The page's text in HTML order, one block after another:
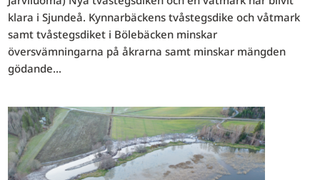
klara i Sjundeå. Kynnarbäckens tvåstegsdike och våtmark
samt tvåstegsdiket i Bölebäcken minskar
översvämningarna på åkrarna samt minskar mängden
gödande...